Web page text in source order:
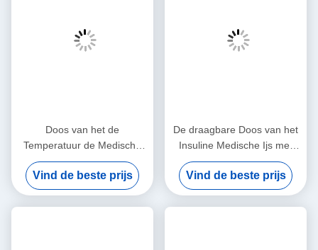
Doos van het de
Temperatuur de Medische
die Ijs van de 48
Urencontrole met de
Stoffenzak van Oxford wordt
geïsoleerd
Vind de beste prijs
De draagbare Doos van het
Insuline Medische Ijs met
Klantgerichte Temperaturen
Gemakkelijk schoon te
maken
Vind de beste prijs